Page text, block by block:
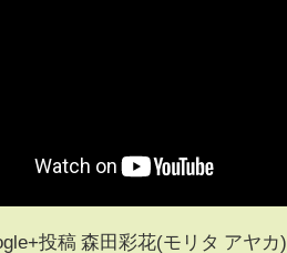
投稿 森田彩花(モリタ アヤカ)